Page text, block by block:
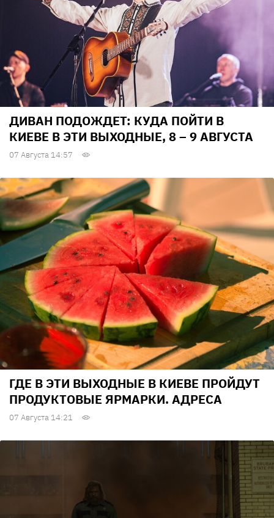
ДИВАН ПОДОЖДЕТ: КУДА ПОЙТИ В
КИЕВЕ В ЭТИ ВЫХОДНЫЕ, 8 – 9 АВГУСТА
07 Августа 14:57
ГДЕ В ЭТИ ВЫХОДНЫЕ В КИЕВЕ ПРОЙДУТ
ПРОДУКТОВЫЕ ЯРМАРКИ. АДРЕСА
07 Августа 14:21